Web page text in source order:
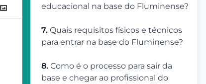
educacional na base do Fluminense?
7. Quais requisitos físicos e técnicos
para entrar na base do Fluminense?
8. Como é o processo para sair da
base e chegar ao profissional do